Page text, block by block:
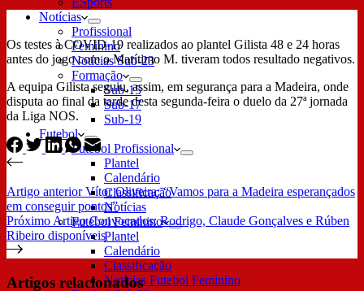
Notícias
Profissional
Feminino
Notícias Sub-23
Formação
Sub-15
Sub-17
Sub-19
Futebol
Futebol Profissional
Plantel
Calendário
Classificação
Notícias
Futebol Feminino
Plantel
Calendário
Classificação
Notícias Futebol Feminino
Os testes à COVID-19 realizados ao plantel Gilista 48 e 24 horas
antes do jogo com o Marítimo M. tiveram todos resultado negativos.
A equipa Gilista seguiu, assim, em segurança para a Madeira, onde
disputa ao final da tarde desta segunda-feira o duelo da 27ª jornada
da Liga NOS.
Artigo anteriorVítor Oliveira: “Vamos para a Madeira esperançados
em conseguir pontos”
Próximo Artigo Convocados: Rodrigo, Claude Gonçalves e Rúben
Ribeiro disponíveis
Artigos relacionados